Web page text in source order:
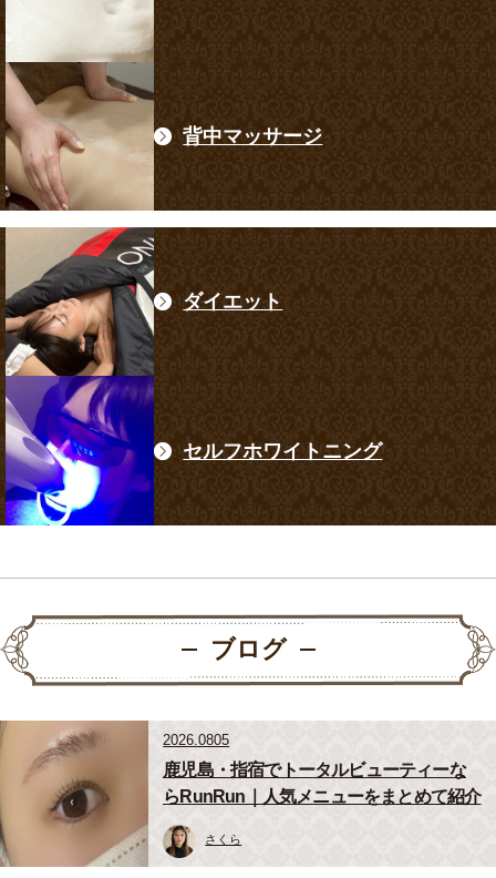
背中マッサージ
ダイエット
セルフホワイトニング
ブログ
2026.0805
鹿児島・指宿でトータルビューティーな
らRunRun｜人気メニューをまとめて紹介
さくら